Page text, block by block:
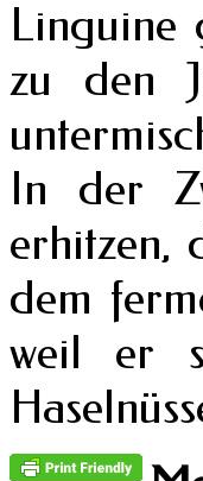
Linguine
zu den
In der
erhitzen,
dem
weil er